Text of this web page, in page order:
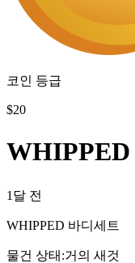
코인 등급
$20
1달 전
WHIPPED 바디세트
물건 상태 :거의 새것